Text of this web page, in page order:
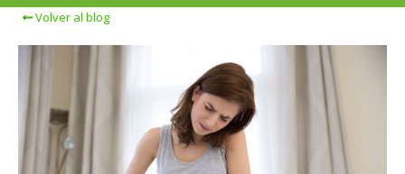
Volver al blog